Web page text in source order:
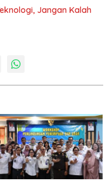
Jangan Kalah